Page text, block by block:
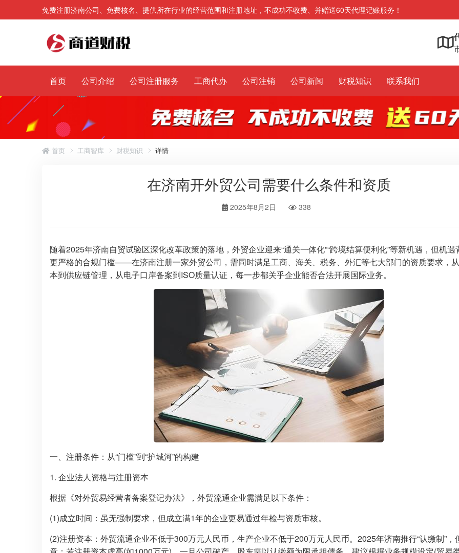
免费注册济南公司、免费核名、提供所在行业的经营范围和注册地址，不成功不收费、并赠送60天代理记账服务！
首页 公司介绍 公司注册服务 工商代办 公司注销 公司新闻 财税知识 联系我们
首页 工商智库 财税知识 详情
在济南开外贸公司需要什么条件和资质
2025年8月2日 338
随着2025年济南自贸试验区深化改革政策的落地，外贸企业迎来“通关一体化”“跨境结算便利化”等新机遇，但机遇
更严格的合规门槛——在济南注册一家外贸公司，需同时满足工商、海关、税务、外汇等七大部门的资质要求，
本到供应链管理，从电子口岸备案到ISO质量认证，每一步都关乎企业能否合法开展国际业务。
一、注册条件：从“门槛”到“护城河”的构建
1. 企业法人资格与注册资本
根据《对外贸易经营者备案登记办法》，外贸流通企业需满足以下条件：
(1)成立时间：虽无强制要求，但成立满1年的企业更易通过年检与资质审核。
(2)注册资本：外贸流通企业不低于300万元人民币，生产企业不低于200万元人民币。2025年济南推行“认缴制”，